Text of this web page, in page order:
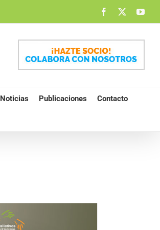
Facebook
Noticias Publicaciones Contacto